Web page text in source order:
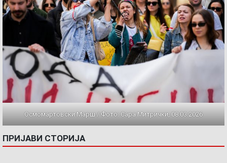
Осмомартовски Марш / Фото: Сара Митрички, 08.03.2026
ПРИЈАВИ СТОРИЈА